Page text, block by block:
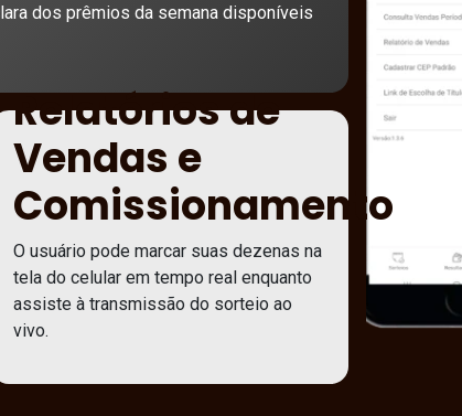
dos prêmios da semana disponíveis
Relatórios de
Vendas e
Comissionamento
O usuário pode marcar suas dezenas na
tela do celular em tempo real enquanto
assiste à transmissão do sorteio ao
vivo.